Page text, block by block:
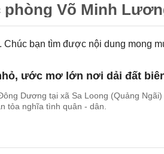
Võ Minh
bạn tìm được nội dung mong
ước mơ lớn nơi dải đất
Dương tại xã Sa Loong (Quảng
tỏa nghĩa tình quân - dân.